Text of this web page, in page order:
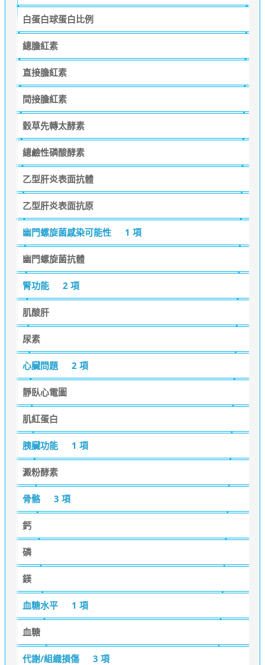
白蛋白球蛋白比例
總膽紅素
直接膽紅素
間接膽紅素
穀草先轉太酵素
總鹼性磷酸酵素
乙型肝炎表面抗體
乙型肝炎表面抗原
幽門螺旋菌感染可能性 1 項
幽門螺旋菌抗體
腎功能 2 項
肌酸肝
尿素
心臟問題 2 項
靜臥心電圖
肌紅蛋白
胰臟功能 1 項
澱粉酵素
骨骼 3 項
鈣
磷
鎂
血糖水平 1 項
血糖
代謝/組織損傷 3 項